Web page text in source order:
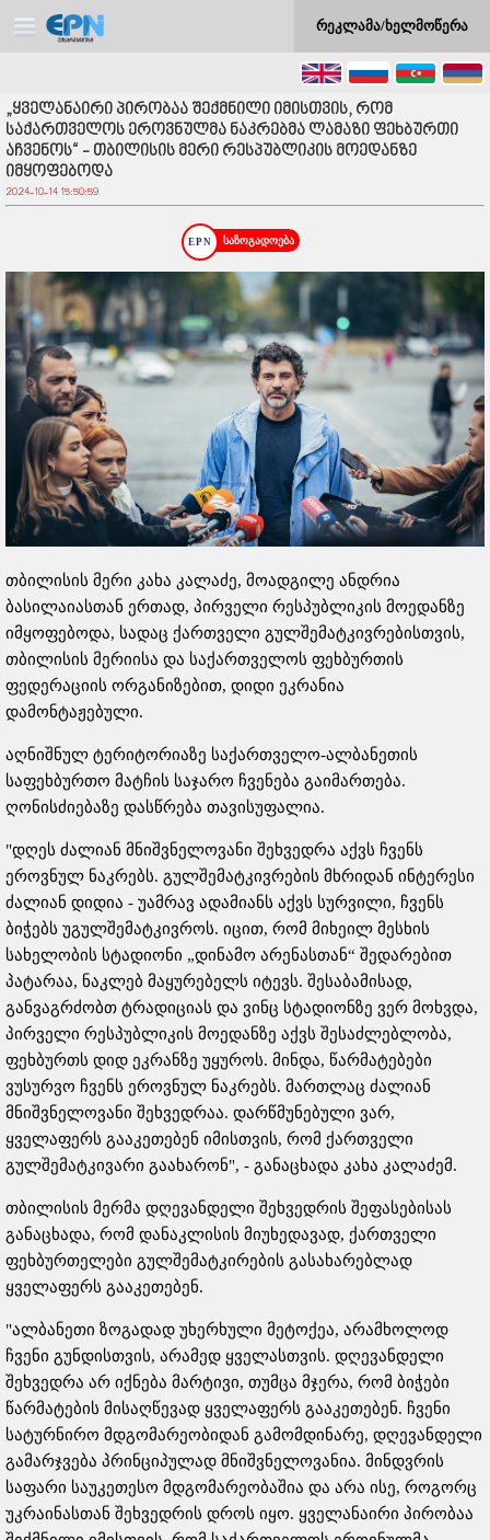
რეკლამა/ხელმოწერა
„ყველანაირი პირობაა შექმნილი იმისთვის, რომ
საქართველოს ეროვნულმა ნაკრებმა ლამაზი ფეხბურთი
აჩვენოს“ - თბილისის მერი რესპუბლიკის მოედანზე
იმყოფებოდა
2024-10-14 15:50:59
საზოგადოება
თბილისის მერი კახა კალაძე, მოადგილე ანდრია
ბასილაიასთან ერთად, პირველი რესპუბლიკის მოედანზე
იმყოფებოდა, სადაც ქართველი გულშემატკივრებისთვის,
თბილისის მერიისა და საქართველოს ფეხბურთის
ფედერაციის ორგანიზებით, დიდი ეკრანია
დამონტაჟებული.
აღნიშნულ ტერიტორიაზე საქართველო-ალბანეთის
საფეხბურთო მატჩის საჯარო ჩვენება გაიმართება.
ღონისძიებაზე დასწრება თავისუფალია.
"დღეს ძალიან მნიშვნელოვანი შეხვედრა აქვს ჩვენს
ეროვნულ ნაკრებს. გულშემატკივრების მხრიდან ინტერესი
ძალიან დიდია - უამრავ ადამიანს აქვს სურვილი, ჩვენს
ბიჭებს უგულშემატკივროს. იცით, რომ მიხეილ მესხის
სახელობის სტადიონი „დინამო არენასთან“ შედარებით
პატარაა, ნაკლებ მაყურებელს იტევს. შესაბამისად,
განვაგრძობთ ტრადიციას და ვინც სტადიონზე ვერ მოხვდა,
პირველი რესპუბლიკის მოედანზე აქვს შესაძლებლობა,
ფეხბურთს დიდ ეკრანზე უყუროს. მინდა, წარმატებები
ვუსურვო ჩვენს ეროვნულ ნაკრებს. მართლაც ძალიან
მნიშვნელოვანი შეხვედრაა. დარწმუნებული ვარ,
ყველაფერს გააკეთებენ იმისთვის, რომ ქართველი
გულშემატკივარი გაახარონ", - განაცხადა კახა კალაძემ.
თბილისის მერმა დღევანდელი შეხვედრის შეფასებისას
განაცხადა, რომ დანაკლისის მიუხედავად, ქართველი
ფეხბურთელები გულშემატკირების გასახარებლად
ყველაფერს გააკეთებენ.
"ალბანეთი ზოგადად უხერხული მეტოქეა, არამხოლოდ
ჩვენი გუნდისთვის, არამედ ყველასთვის. დღევანდელი
შეხვედრა არ იქნება მარტივი, თუმცა მჯერა, რომ ბიჭები
წარმატების მისაღწევად ყველაფერს გააკეთებენ. ჩვენი
სატურნირო მდგომარეობიდან გამომდინარე, დღევანდელი
გამარჯვება პრინციპულად მნიშვნელოვანია. მინდვრის
საფარი საუკეთესო მდგომარეობაშია და არა ისე, როგორც
უკრაინასთან შეხვედრის დროს იყო. ყველანაირი პირობაა